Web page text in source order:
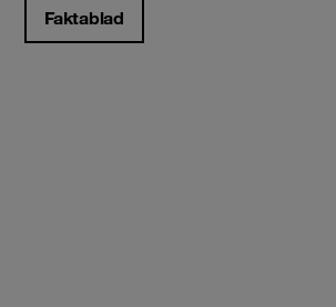
Faktablad